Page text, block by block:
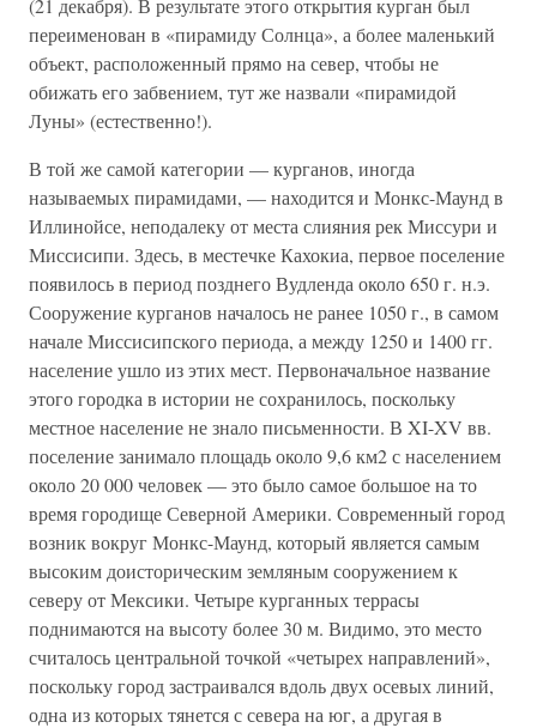
(21 декабря). В результате этого открытия курган был
переименован в «пирамиду Солнца», а более маленький
объект, расположенный прямо на север, чтобы не
обижать его забвением, тут же назвали «пирамидой
Луны» (естественно!).
В той же самой категории — курганов, иногда
называемых пирамидами, — находится и Монкс-Маунд в
Иллинойсе, неподалеку от места слияния рек Миссури и
Миссисипи. Здесь, в местечке Кахокиа, первое поселение
появилось в период позднего Вудленда около 650 г. н.э.
Сооружение курганов началось не ранее 1050 г., в самом
начале Миссисипского периода, а между 1250 и 1400 гг.
население ушло из этих мест. Первоначальное название
этого городка в истории не сохранилось, поскольку
местное население не знало письменности. В XI-XV вв.
поселение занимало площадь около 9,6 км2 с населением
около 20 000 человек — это было самое большое на то
время городище Северной Америки. Современный город
возник вокруг Монкс-Маунд, который является самым
высоким доисторическим земляным сооружением к
северу от Мексики. Четыре курганных террасы
поднимаются на высоту более 30 м. Видимо, это место
считалось центральной точкой «четырех направлений»,
поскольку город застраивался вдоль двух осевых линий,
одна из которых тянется с севера на юг, а другая в